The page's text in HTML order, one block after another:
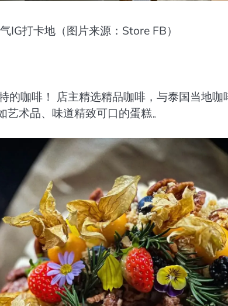
打卡地（图片来源：Store FB）
的咖啡！ 店主精选精品咖啡，与泰国当地咖
术品、味道精致可口的蛋糕。